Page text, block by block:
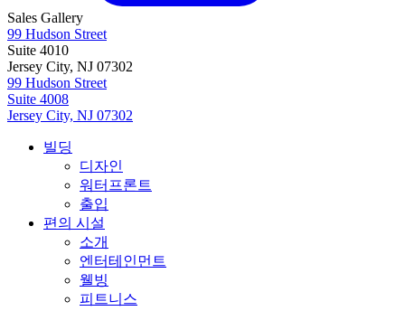
Sales Gallery
99 Hudson Street
Suite 4010
Jersey City, NJ 07302
99 Hudson Street
Suite 4008
Jersey City, NJ 07302
빌딩
디자인
워터프론트
출입
편의 시설
소개
엔터테인먼트
웰빙
피트니스